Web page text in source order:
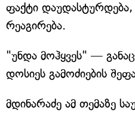
ფაქტი დაუდასტურდება,
რეაგირება.
"უნდა მოჰყვეს" —
დოსიეს გამოძიების
მდინარაძე ამ თემაზე